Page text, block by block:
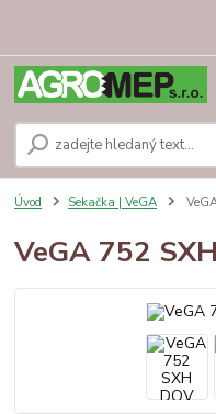
Úvod Sekačka | VeGA
VeGA 752